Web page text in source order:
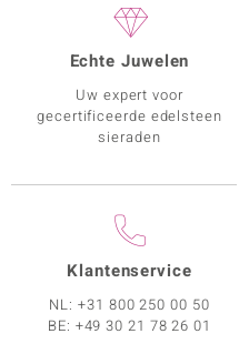
Echte Juwelen
Uw expert voor
gecertificeerde edelsteen
sieraden
Klantenservice
NL:+31 800 250 00 50
BE: +49 30 21 78 26 01